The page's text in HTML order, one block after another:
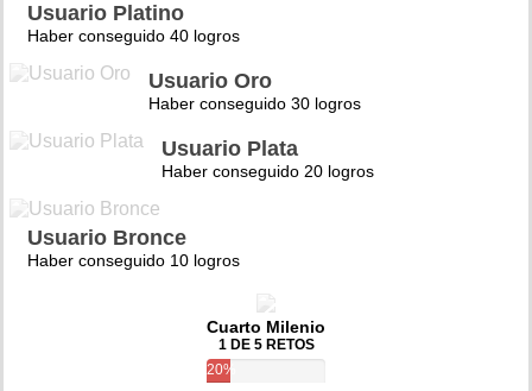
Usuario Platino
Haber conseguido 40 logros
Usuario Oro
Haber conseguido 30 logros
Usuario Plata
Haber conseguido 20 logros
Usuario Bronce
Haber conseguido 10 logros
Cuarto Milenio
1 DE 5 RETOS
20%